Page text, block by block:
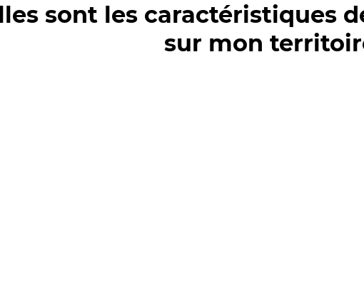
sont les caractéristiques
sur mon